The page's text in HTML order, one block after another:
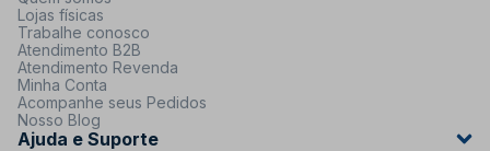
Lojas físicas
Trabalhe conosco
Atendimento B2B
Atendimento Revenda
Minha Conta
Acompanhe seus Pedidos
Nosso Blog
Ajuda e Suporte